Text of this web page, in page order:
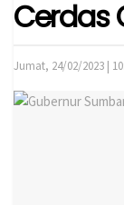
Cerdas
Jumat, 24/02/2023 |